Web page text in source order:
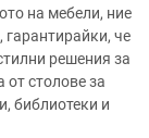
на мебели, ние
че
решения за
столове за
библиотеки и